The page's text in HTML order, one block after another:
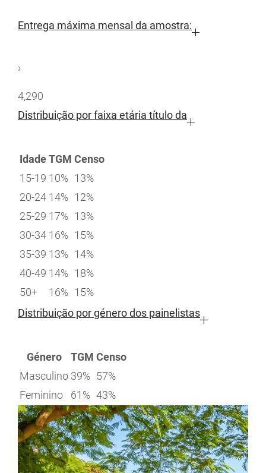
Entrega máxima mensal da amostra:
›
4,290
Distribuição por faixa etária título da
IdadeTGM Censo
15-19 10% 13%
20-24 14% 12%
25-29 17% 13%
30-34 16% 15%
35-39 13% 14%
40-49 14% 18%
50+
16% 15%
Distribuição por género dos painelistas
Género TGM Censo
Masculino 39% 57%
Feminino
61% 43%